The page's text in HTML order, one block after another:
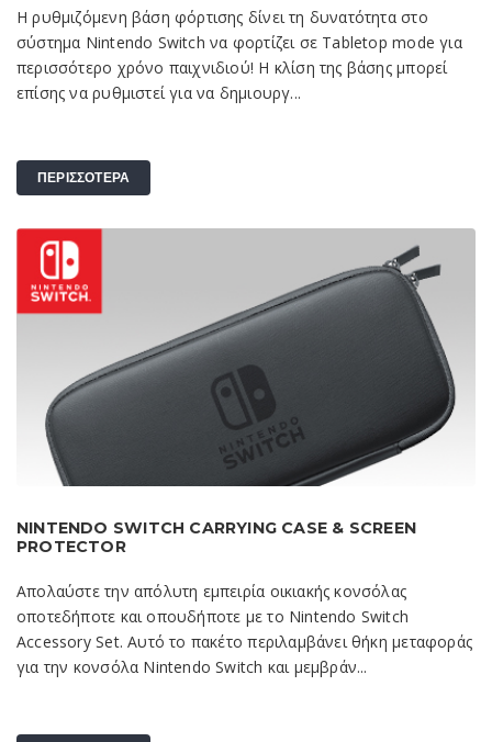
Η ρυθμιζόμενη βάση φόρτισης δίνει τη δυνατότητα στο
σύστημα Nintendo Switch να φορτίζει σε Tabletop mode για
περισσότερο χρόνο παιχνιδιού! Η κλίση της βάσης μπορεί
επίσης να ρυθμιστεί για να δημιουργ...
ΠΕΡΙΣΣΟΤΕΡΑ
NINTENDO SWITCH CARRYING CASE & SCREEN
PROTECTOR
Απολαύστε την απόλυτη εμπειρία οικιακής κονσόλας
οποτεδήποτε και οπουδήποτε με το Nintendo Switch
Accessory Set. Αυτό το πακέτο περιλαμβάνει θήκη μεταφοράς
για την κονσόλα Nintendo Switch και μεμβράν...